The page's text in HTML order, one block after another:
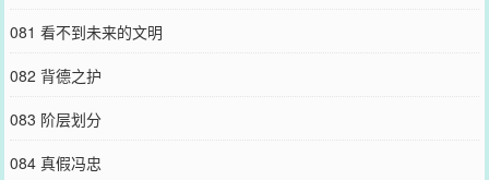
081 看不到未来的文明
082 背德之护
083 阶层划分
084 真假冯忠